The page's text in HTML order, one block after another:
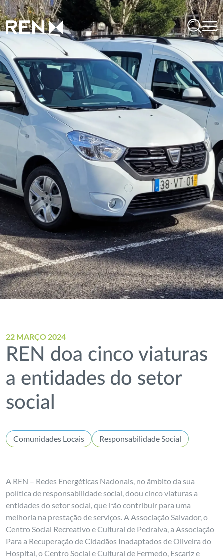
22 MARÇO 2024
REN doa cinco viaturas
a entidades do setor
social
Comunidades Locais Responsabilidade Social
A REN – Redes Energéticas Nacionais, no âmbito da sua
política de responsabilidade social, doou cinco viaturas a
entidades do setor social, que irão contribuir para uma
melhoria na prestação de serviços. A Associação Salvador, o
Centro Social Recreativo e Cultural de Pedralva, a Associação
Para a Recuperação de Cidadãos Inadaptados de Oliveira do
Hospital, o Centro Social e Cultural de Fermedo, Escariz e